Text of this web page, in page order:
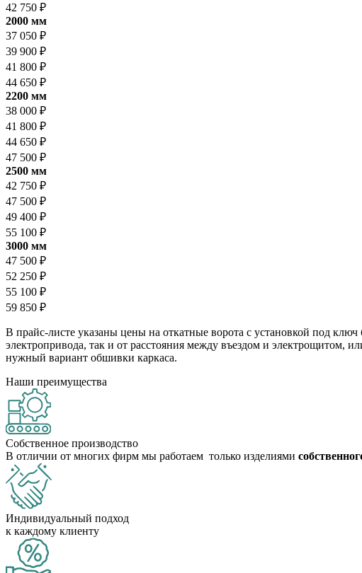
42 750 ₽
2000 мм
37 050 ₽
39 900 ₽
41 800 ₽
44 650 ₽
2200 мм
38 000 ₽
41 800 ₽
44 650 ₽
47 500 ₽
2500 мм
42 750 ₽
47 500 ₽
49 400 ₽
55 100 ₽
3000 мм
47 500 ₽
52 250 ₽
55 100 ₽
59 850 ₽
В прайс-листе указаны цены на откатные ворота с установкой под ключ
электропривода, так и от расстояния между въездом и электрощитом,
нужный вариант обшивки каркаса.
Наши преимущества
Собственное производство
В отличии от многих фирм мы работаем только изделиями
Индивидуальный подход
к каждому клиенту